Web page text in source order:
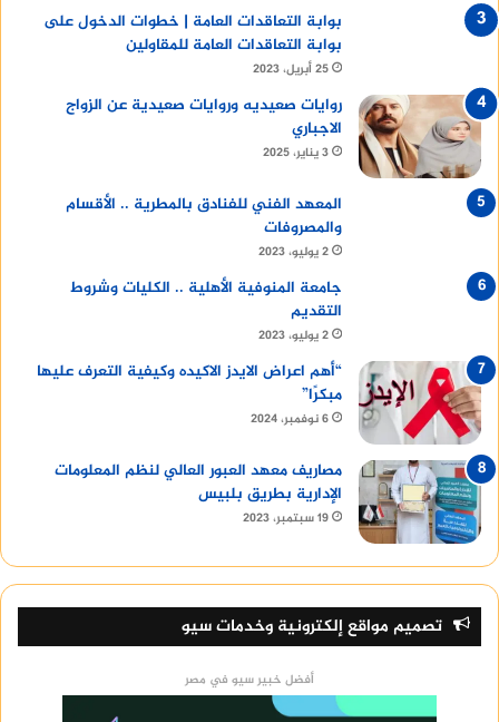
بوابة التعاقدات العامة | خطوات الدخول على
بوابة التعاقدات العامة للمقاولين
25 أبريل، 2023
روايات صعيديه وروايات صعيدية عن الزواج
الاجباري
3 يناير، 2025
المعهد الفني للفنادق بالمطرية .. الأقسام
والمصروفات
2 يوليو، 2023
جامعة المنوفية الأهلية .. الكليات وشروط
التقديم
2 يوليو، 2023
“أهم اعراض الايدز الاكيده وكيفية التعرف عليها
مبكرًا”
6 نوفمبر، 2024
مصاريف معهد العبور العالي لنظم المعلومات
الإدارية بطريق بلبيس
19 سبتمبر، 2023
تصميم مواقع إلكترونية وخدمات سيو
أفضل خبير سيو في مصر